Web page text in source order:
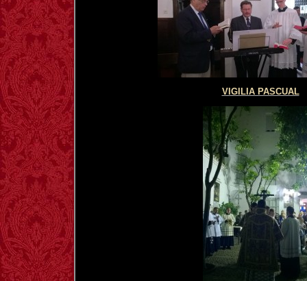
VIGILIA PASCUAL